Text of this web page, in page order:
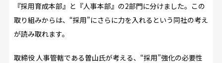
『採用育成本部』と『人事本部』の2部門に分けました。この
取り組みからは、“採用”にさらに力を入れるという同社の考え
が読み取れます。
取締役 人事管轄である曽山氏が考える、“採用”強化の必要性